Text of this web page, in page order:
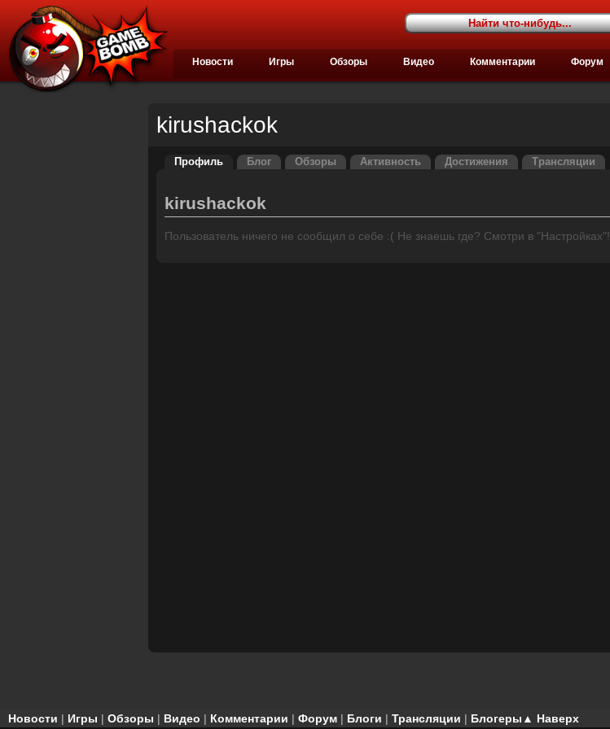
Новости Игры Обзоры Видео Комментарии Форум
kirushackok
Профиль Блог Обзоры Активность Достижения Трансляции
kirushackok
Пользователь ничего не сообщил о себе :( Не знаешь где? Смотри в "Настройках"!
▲ Наверх
Новости | Игры | Обзоры | Видео | Комментарии | Форум | Блоги | Трансляции | Блогеры